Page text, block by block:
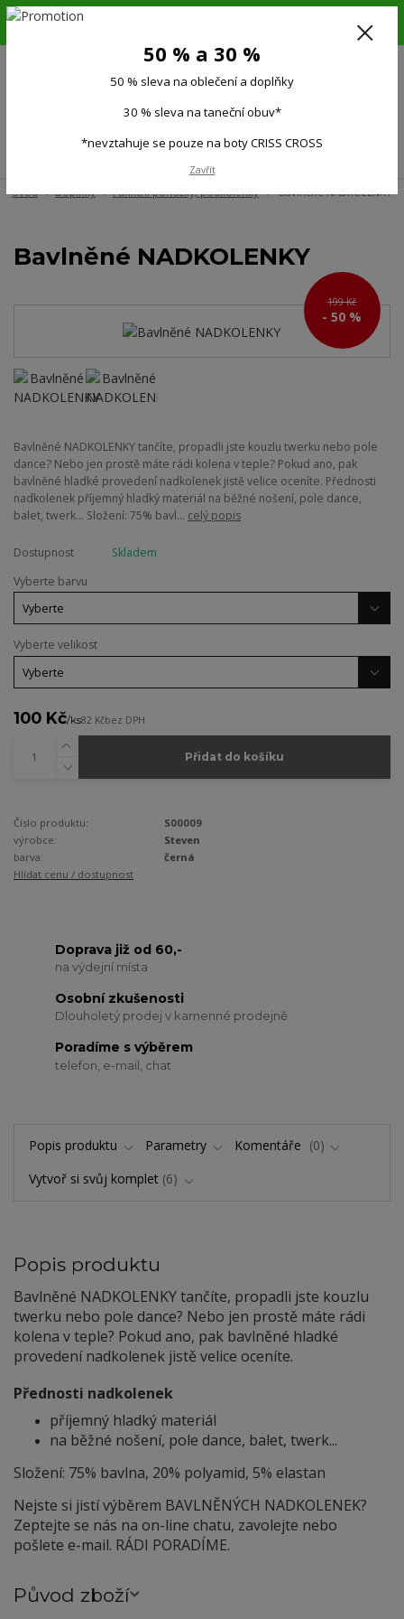
6.-16.8.26. DOVOLENÁ !!! 50 % SLEVA na všechno oblečení a doplňky !!!
(Po-Pá 9:00-15.00)
Úvod Doplňky Funkční ponožky, podkolenky Bavlněné NADKOLENKY
Bavlněné NADKOLENKY
199 Kč
- 50 %
Bavlněné NADKOLENKY tančíte, propadli jste kouzlu twerku nebo pole
dance? Nebo jen prostě máte rádi kolena v teple? Pokud ano, pak
bavlněné hladké provedení nadkolenek jistě velice oceníte. Přednosti
nadkolenek příjemný hladký materiál na běžné nošení, pole dance,
balet, twerk... Složení: 75% bavl... celý popis
Dostupnost
Skladem
Vyberte barvu
Vyberte velikost
100 Kč/ks82 Kčbez DPH
Přidat do košíku
Číslo produktu:
S00009
výrobce:
Steven
barva:
černá
Hlídat cenu / dostupnost
Doprava již od 60,-
na výdejní místa
Osobní zkušenosti
Dlouholetý prodej v kamenné prodejně
Poradíme s výběrem
telefon, e-mail, chat
Popis produktu Parametry Komentáře
0
Vytvoř si svůj komplet 6
Popis produktu
Bavlněné NADKOLENKY tančíte, propadli jste kouzlu
twerku nebo pole dance? Nebo jen prostě máte rádi
kolena v teple? Pokud ano, pak bavlněné hladké
provedení nadkolenek jistě velice oceníte.
Přednosti nadkolenek
příjemný hladký materiál
na běžné nošení, pole dance, balet, twerk...
Složení: 75% bavlna, 20% polyamid, 5% elastan
Nejste si jistí výběrem BAVLNĚNÝCH NADKOLENEK?
Zeptejte se nás na on-line chatu, zavolejte nebo
pošlete e-mail. RÁDI PORADÍME.
Původ zboží
50 % a 30 %
50 % sleva na oblečení a doplňky
30 % sleva na taneční obuv*
*nevztahuje se pouze na boty CRISS CROSS
Zavřít